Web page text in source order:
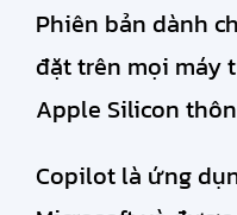
Phiên bản dành
đặt trên mọi máy
Apple Silicon
Copilot là ứng